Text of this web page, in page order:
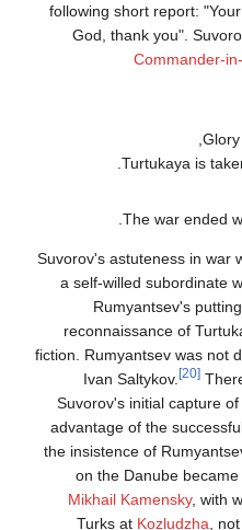
following short report: "Your
God, thank you".
Commander-
Turtukaya is
The war ended
Suvorov's astuteness in war
a self-willed subordinate
Rumyantsev's
reconnaissance of
fiction. Rumyantsev was not
Ivan Saltykov.
[20]
Suvorov's initial capture
advantage of the
the insistence of
on the Danube
Mikhail Kamensky, with
Turks at Kozludzha ,